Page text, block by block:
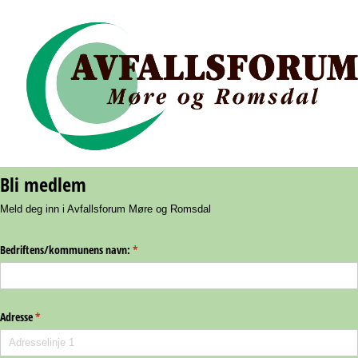
Bli medlem
Meld deg inn i Avfallsforum Møre og Romsdal
Bedriftens/​kommunens navn: *
(nødvendig)
Adresse*
(nødvendig)